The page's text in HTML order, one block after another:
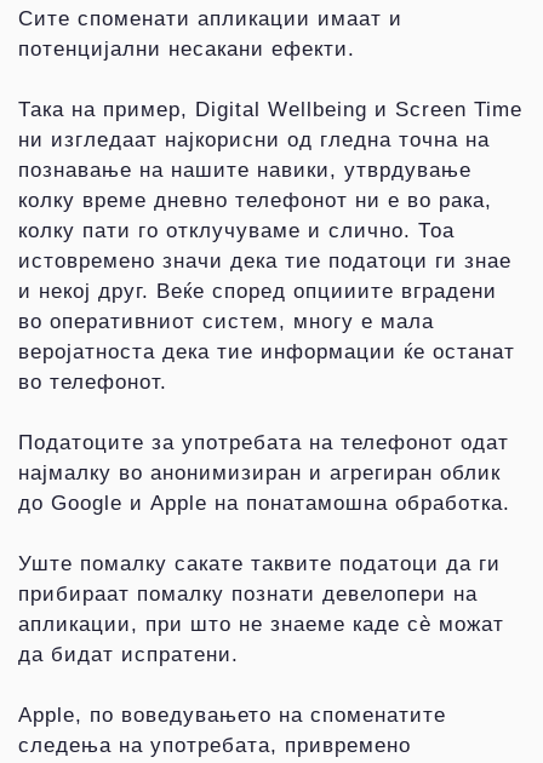
Сите споменати апликации имаат и
потенцијални несакани ефекти.
Така на пример, Digital Wellbeing и Screen Time
ни изгледаат најкорисни од гледна точна на
познавање на нашите навики, утврдување
колку време дневно телефонот ни е во рака,
колку пати го отклучуваме и слично. Тоа
истовремено значи дека тие податоци ги знае
и некој друг. Веќе според опцииите вградени
во оперативниот систем, многу е мала
веројатноста дека тие информации ќе останат
во телефонот.
Податоците за употребата на телефонот одат
најмалку во анонимизиран и агрегиран облик
до Googlе и Applе на понатамошна обработка.
Уште помалку сакате таквите податоци да ги
прибираат помалку познати девелопери на
апликации, при што не знаеме каде сè можат
да бидат испратени.
Apple, по воведувањето на споменатите
следења на употребата, привремено